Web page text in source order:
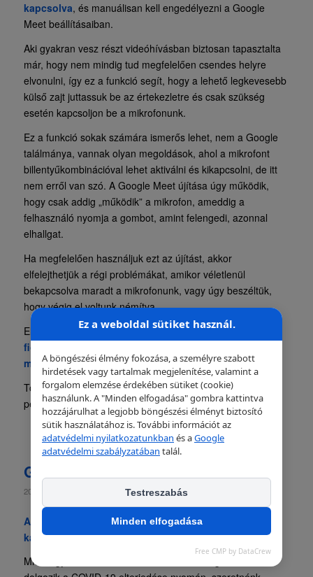
kapcsolva, és manuálisan kell engedélyezni a Google
Meet beállításaiban.
Aki gyakran vesz részt videóhívásban biztosan tapasztalta
már, hogy nem mindig tud megfelelően csendes helyre
elvonulni, így ez a funkció segít, hogy a lehető legkevesebb
külső zajt juttassuk be az értekezletre és csak szükség
esetén kapcsoljon be a mikrofonunk.
Ez a funkció sokak számára ismerős lehet, nem a Google
találmánya, vannak olyan megoldások, ahol a mikrofont
billentyűkombinációval lehet aktiválni és kikapcsolni, de itt
nem erről van szó. A Google Meet újítása úgy működik,
hogy csak addig „működik” a mikrofon, ameddig a
felhasználó nyomja a gombot, amint felengedi, azonnal
elhallgat.
Ha megfelelően használjuk ezt az újítást, akkor
elfelejthetjük a régi problémákat, amikor véletlenül
bekapcsolva maradt a mikrofonunk, vagy úgy beszéltük,
hogy végig el voltunk némítva.
Első körben aGoogle Workspace felhasználók
fiókjaiban
minden felhasználószámára elérhetővé teszi.
További részletek a témárólitta Google Workspaceről
pedigittérhetőek el.
G Suite a Koronavírussal szemben
2020.03.31. / byRobi-d
A G Suite segít a vállalkozások és az iskolák
kapcsolattartásában a Coronavírussal szemben.
Mivel egyre több alkalmazott, oktató és hallgató távolról
Ez a weboldal sütiket használ.
A böngészési élmény fokozása, a személyre szabott
hirdetések vagy tartalmak megjelenítése, valamint a
forgalom elemzése érdekében sütiket (cookie)
használunk. A "Minden elfogadása" gombra kattintva
hozzájárulhat a legjobb böngészési élményt biztosító
sütik használatához is. További információt az
adatvédelmi nyilatkozatunkban és aGoogle
adatvédelmi szabályzatában talál.
Minden elfogadása
Testreszabás
Free CMP by DataCrew